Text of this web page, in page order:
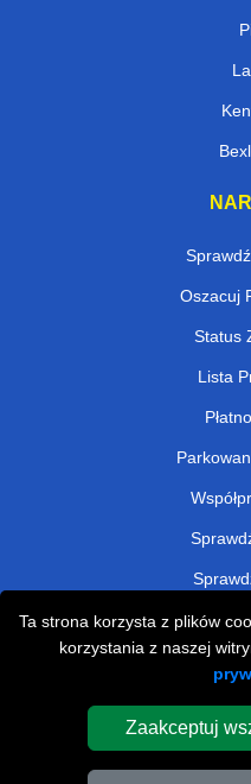
Ta strona korzysta z plików
korzystania z naszej
Zaakceptuj
Oszacuj
Status
Lista
Man and